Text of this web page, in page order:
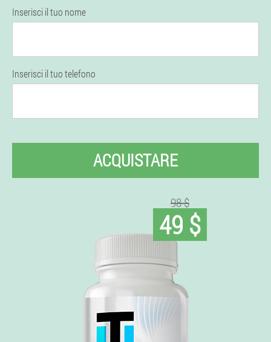
Inserisci il tuo nome
Inserisci il tuo telefono
ACQUISTARE
98 $
49 $